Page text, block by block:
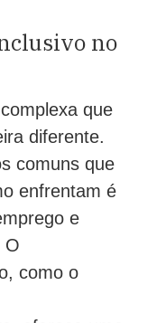
no
que
diferente.
comuns que
enfrentam é
e
O
como o